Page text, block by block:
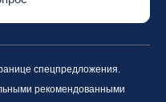
спецпредложения.
рекомендованными